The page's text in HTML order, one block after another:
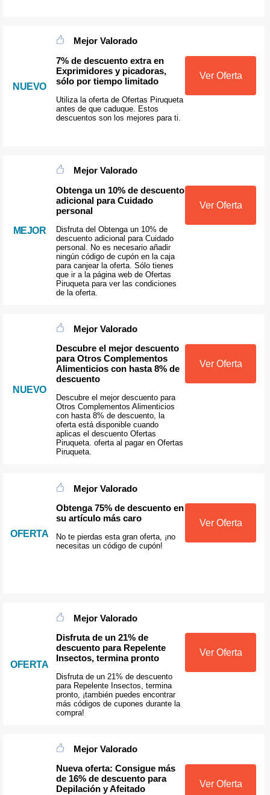
NUEVO
Mejor Valorado
7% de descuento extra en
Exprimidores y picadoras,
sólo por tiempo limitado
Utiliza la oferta de Ofertas Piruqueta
antes de que caduque. Estos
descuentos son los mejores para ti.
Ver Oferta
MEJOR
Mejor Valorado
Obtenga un 10% de descuento
adicional para Cuidado
personal
Disfruta del Obtenga un 10% de
descuento adicional para Cuidado
personal. No es necesario añadir
ningún código de cupón en la caja
para canjear la oferta. Sólo tienes
que ir a la página web de Ofertas
Piruqueta para ver las condiciones
de la oferta.
Ver Oferta
NUEVO
Mejor Valorado
Descubre el mejor descuento
para Otros Complementos
Alimenticios con hasta 8% de
descuento
Descubre el mejor descuento para
Otros Complementos Alimenticios
con hasta 8% de descuento, la
oferta está disponible cuando
aplicas el descuento Ofertas
Piruqueta. oferta al pagar en Ofertas
Piruqueta.
Ver Oferta
OFERTA
Mejor Valorado
Obtenga 75% de descuento en
su artículo más caro
No te pierdas esta gran oferta, ¡no
necesitas un código de cupón!
Ver Oferta
OFERTA
Mejor Valorado
Disfruta de un 21% de
descuento para Repelente
Insectos, termina pronto
Disfruta de un 21% de descuento
para Repelente Insectos, termina
pronto, ¡también puedes encontrar
más códigos de cupones durante la
compra!
Ver Oferta
Mejor Valorado
Nueva oferta: Consigue más
de 16% de descuento para
Depilación y Afeitado
Ver Oferta